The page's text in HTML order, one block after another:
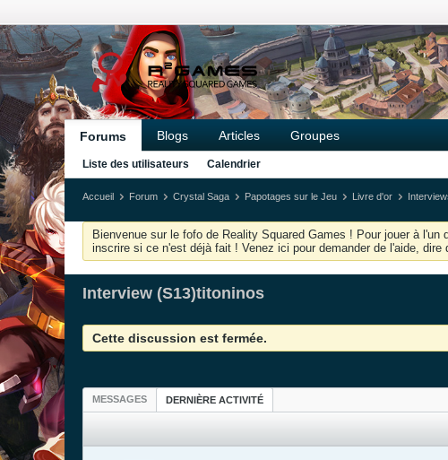
Forums Blogs Articles Groupes
Liste des utilisateurs Calendrier
Accueil Forum Crystal Saga Papotages sur le Jeu Livre d'or
Bienvenue sur le fofo de Reality Squared Games ! Pour jouer à
inscrire si ce n'est déjà fait ! Venez ici pour demander de l'aide,
Interview (S13)titoninos
Cette discussion est fermée.
MESSAGES DERNIÈRE ACTIVITÉ